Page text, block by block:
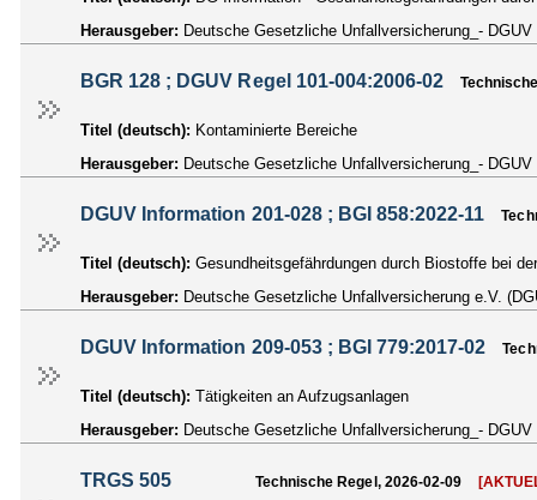
Herausgeber: Deutsche Gesetzliche Unfallversicherung_- DGUV
BGR 128 ; DGUV Regel 101-004:2006-02
Titel (deutsch): Kontaminierte Bereiche
Herausgeber: Deutsche Gesetzliche Unfallversicherung_- DGUV
DGUV Information 201-028 ; BGI 858:2022-11
Titel (deutsch): Gesundheitsgefährdungen durch Biostoffe bei
Herausgeber: Deutsche Gesetzliche Unfallversicherung e.V.
DGUV Information 209-053 ; BGI 779:2017-02
Titel (deutsch): Tätigkeiten an Aufzugsanlagen
Herausgeber: Deutsche Gesetzliche Unfallversicherung_- DGUV
TRGS 505 Technische Regel, 2026-02-09